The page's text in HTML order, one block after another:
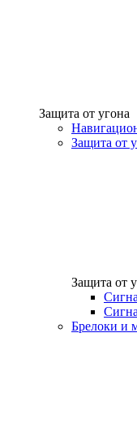
Защита от угона
Защита от
Защита от
Брелоки и